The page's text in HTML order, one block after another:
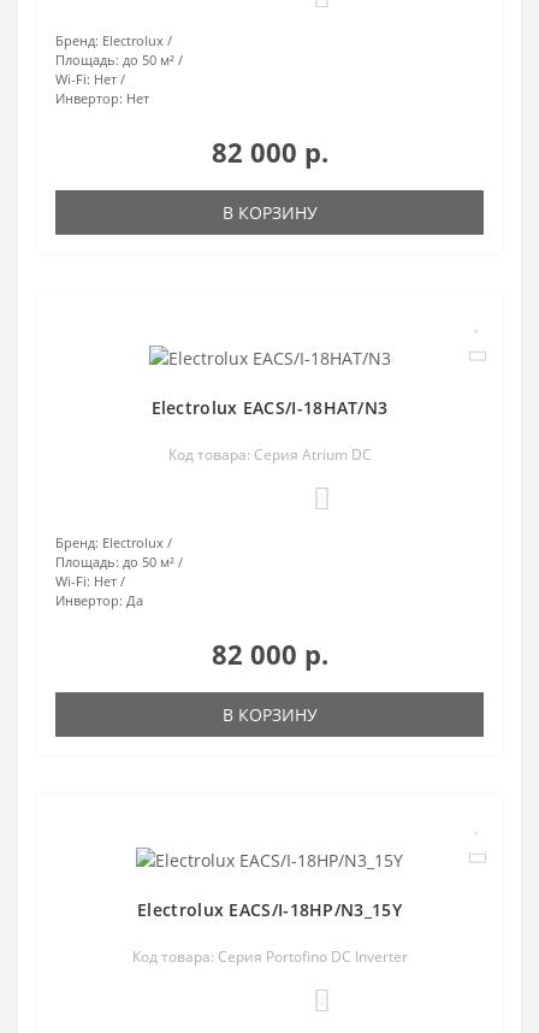
Бренд: Electrolux
Площадь: до 50 м²
Wi-Fi: Нет
Инвертор: Нет
82 000 р.
В КОРЗИНУ
Electrolux EACS/I-18HAT/N3
Код товара: Серия Atrium DC
Бренд: Electrolux
Площадь: до 50 м²
Wi-Fi: Нет
Инвертор: Да
82 000 р.
В КОРЗИНУ
Electrolux EACS/I-18HP/N3_15Y
Код товара: Серия Portofino DC Inverter